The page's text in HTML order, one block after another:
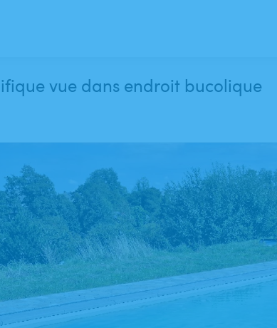
vue dans endroit bucolique